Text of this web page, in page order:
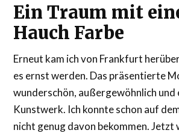
Ein Traum mit
Hauch Farbe
Erneut kam ich von Frankfurt
es ernst werden. Das präsentierte
wunderschön, außergewöhnlich und
Kunstwerk. Ich konnte schon auf
nicht genug davon bekommen. Jetzt